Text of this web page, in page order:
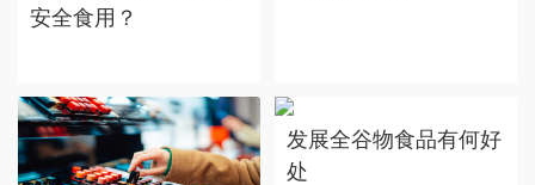
安全食用？
发展全谷物食品有何好
处